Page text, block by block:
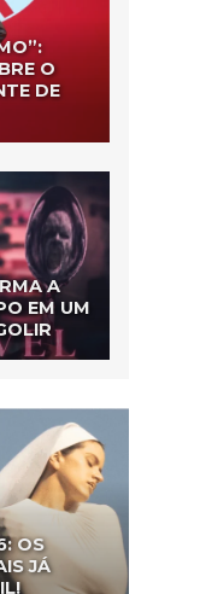
O
DE
A
EM UM
OS
JÁ